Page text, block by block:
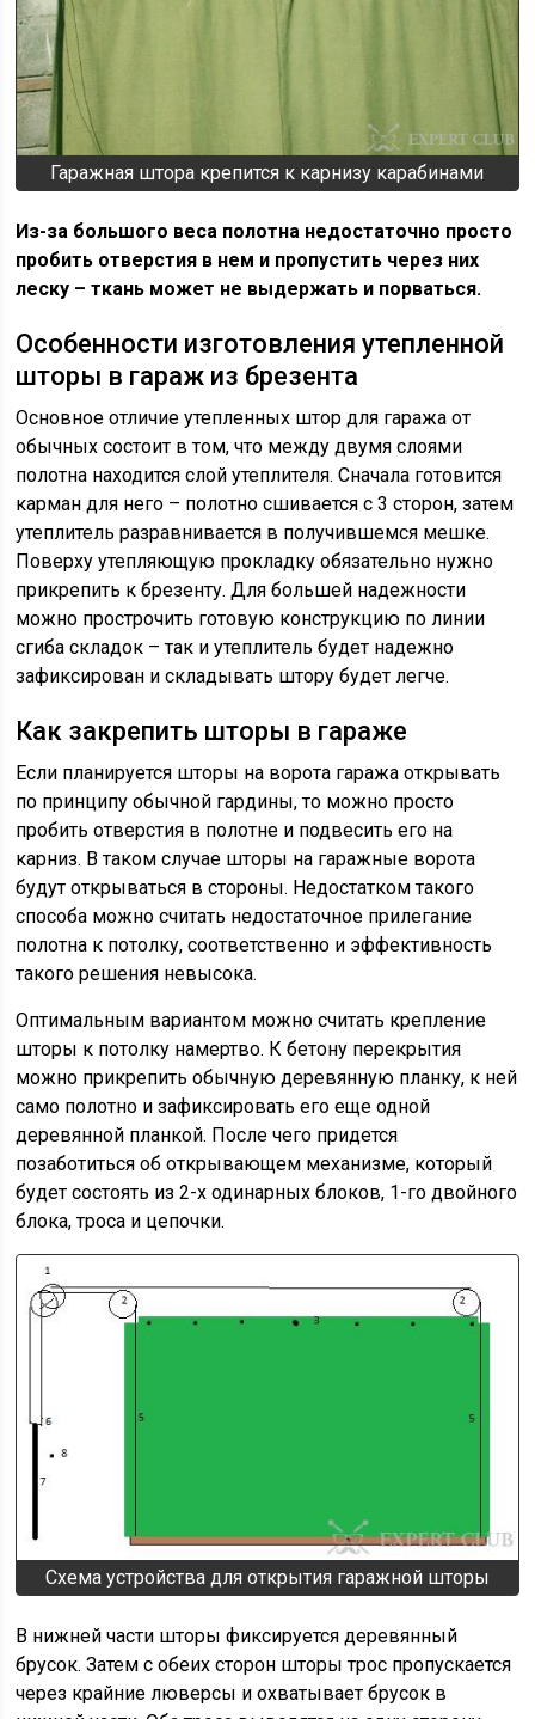
Гаражная штора крепится к карнизу карабинами
Из-за большого веса полотна недостаточно просто
пробить отверстия в нем и пропустить через них
леску – ткань может не выдержать и порваться.
Особенности изготовления утепленной
шторы в гараж из брезента
Основное отличие утепленных штор для гаража от
обычных состоит в том, что между двумя слоями
полотна находится слой утеплителя. Сначала готовится
карман для него – полотно сшивается с 3 сторон, затем
утеплитель разравнивается в получившемся мешке.
Поверху утепляющую прокладку обязательно нужно
прикрепить к брезенту. Для большей надежности
можно прострочить готовую конструкцию по линии
сгиба складок – так и утеплитель будет надежно
зафиксирован и складывать штору будет легче.
Как закрепить шторы в гараже
Если планируется шторы на ворота гаража открывать
по принципу обычной гардины, то можно просто
пробить отверстия в полотне и подвесить его на
карниз. В таком случае шторы на гаражные ворота
будут открываться в стороны. Недостатком такого
способа можно считать недостаточное прилегание
полотна к потолку, соответственно и эффективность
такого решения невысока.
Оптимальным вариантом можно считать крепление
шторы к потолку намертво. К бетону перекрытия
можно прикрепить обычную деревянную планку, к ней
само полотно и зафиксировать его еще одной
деревянной планкой. После чего придется
позаботиться об открывающем механизме, который
будет состоять из 2-х одинарных блоков, 1-го двойного
блока, троса и цепочки.
Схема устройства для открытия гаражной шторы
В нижней части шторы фиксируется деревянный
брусок. Затем с обеих сторон шторы трос пропускается
через крайние люверсы и охватывает брусок в